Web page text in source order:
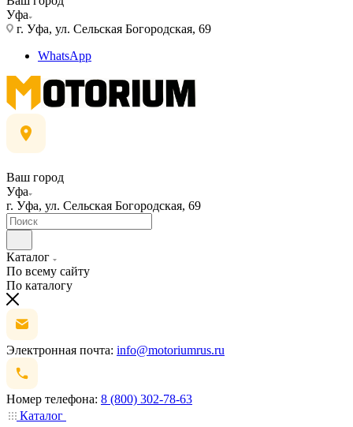
Уфа
г. Уфа, ул. Сельская Богородская, 69
WhatsApp
Ваш город
Уфа
г. Уфа, ул. Сельская Богородская, 69
Каталог
По всему сайту
По каталогу
Электронная почта: info@motoriumrus.ru
Номер телефона: 8 (800) 302-78-63
Каталог